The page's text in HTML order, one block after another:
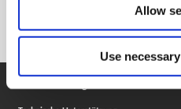
Allow
Use
lernen Sie hier alles, was Sie
von Allied wissen müssen.
Unterstützung